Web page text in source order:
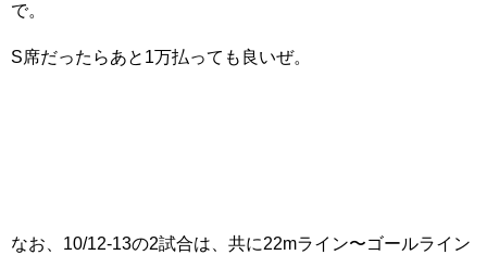
で。
S席だったらあと1万払っても良いぜ。
なお、10/12-13の2試合は、共に22mライン〜ゴールライン